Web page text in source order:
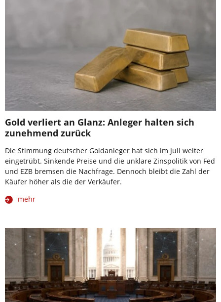
Gold verliert an Glanz: Anleger halten sich
zunehmend zurück
Die Stimmung deutscher Goldanleger hat sich im Juli weiter
eingetrübt. Sinkende Preise und die unklare Zinspolitik von Fed
und EZB bremsen die Nachfrage. Dennoch bleibt die Zahl der
Käufer höher als die der Verkäufer.
mehr